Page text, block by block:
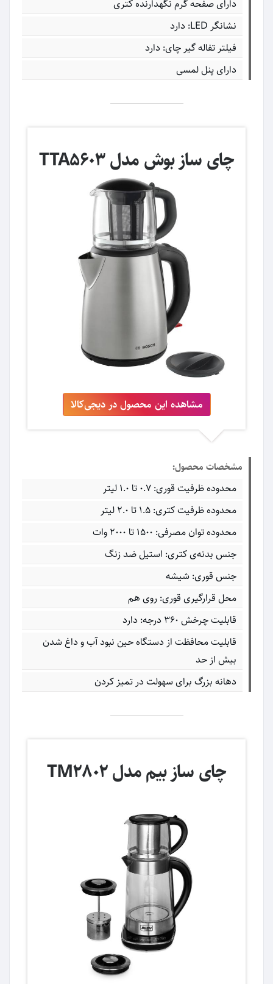
دارای صفحه گرم نگهدارنده کتری
نشانگر LED: دارد
فیلتر تفاله گیر چای: دارد
دارای پنل لمسی
چای ساز بوش مدل TTA5603
مشاهده این محصول در دیجی‌کالا
مشخصات محصول:
محدوده ظرفیت قوری: ۰.۷ تا ۱.۰ لیتر
محدوده ظرفیت کتری: ۱.۵ تا ۲.۰ لیتر
محدوده توان مصرفی: ۱۵۰۰ تا ۲۰۰۰ وات
جنس بدنه‌ی کتری: استیل ضد زنگ
جنس قوری: شیشه
محل قرارگیری قوری: روی هم
قابلیت چرخش ۳۶۰ درجه: دارد
قابلیت محافظت از دستگاه حین نبود آب و داغ شدن
بیش از حد
دهانه بزرگ برای سهولت در تمیز کردن
چای ساز بیم مدل TM2802